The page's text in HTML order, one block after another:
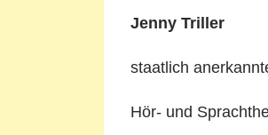
Jenny Triller
staatlich
Hör- und